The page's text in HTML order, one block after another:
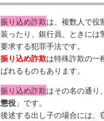
振り込め詐欺は、複数人で役
装ったり、銀行員、ときには
要求する犯罪手法です。
振り込め詐欺は特殊詐欺の一
ばれるものもあります。
振り込め詐欺はその名の通り、
懲役 」です。
後述する出し子の場合には